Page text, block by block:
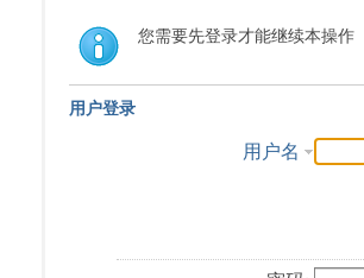
您需要先登录才能继续本操作
用户登录
用户名